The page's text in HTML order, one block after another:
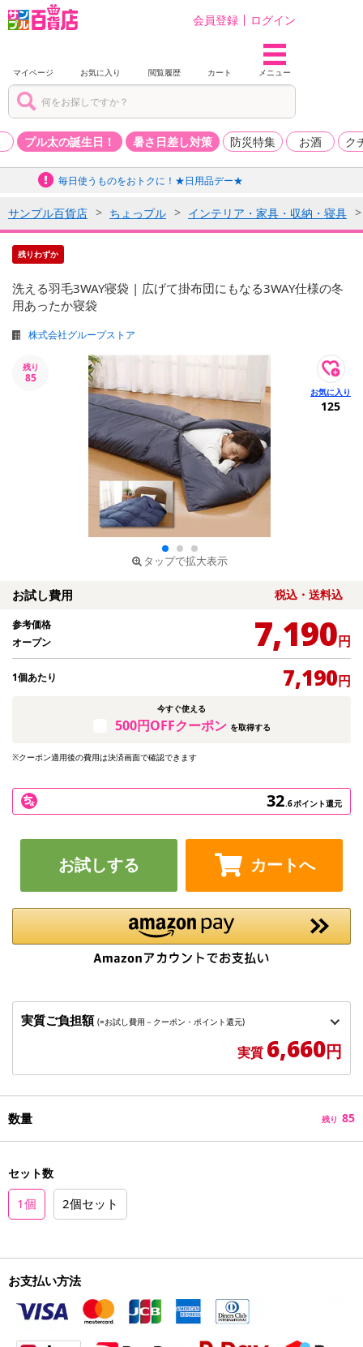
会員登録 ログイン
マイページ お気に入り 閲覧履歴 カート メニュー
プル太の誕生日！ 暑さ日差し対策 防災特集 お酒 ク
毎日使うものをおトクに！★日用品デー★
サンプル百貨店 ちょっプル インテリア・家具・収納・寝具
残りわずか
洗える羽毛3WAY寝袋 | 広げて掛布団にもなる3WAY仕様の冬
用あったか寝袋
株式会社グループストア
残り
85
タップで拡大表示
125
お試し費用 税込・送料込
参考価格
オープン
7,190円
1個あたり 7,190円
今すぐ使える
500円OFFクーポン を取得する
※クーポン適用後の費用は決済画面で確認できます
32.6ポイント還元
お試しする カートへ
実質ご負担額 (=お試し費用－クーポン・ポイント還元)
実質 6,660円
数量 残り 85
セット数
1個 2個セット
お支払い方法